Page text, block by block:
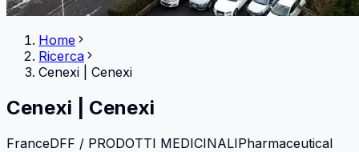
Home
Ricerca
Cenexi
Cenexi
Cenexi Cenexi
FranceDFF / PRODOTTI MEDICINALIPharmaceutical